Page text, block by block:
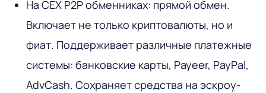
На CEX P2P обменниках: прямой обмен.
Включает не только криптовалюты, но и
фиат. Поддерживает различные платежные
системы: банковские карты, Payeer, PayPal,
AdvCash. Сохраняет средства на эскроу-